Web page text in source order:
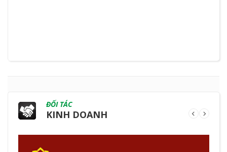
ĐỐI TÁC
KINH DOANH